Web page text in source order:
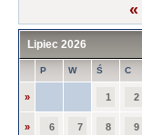
«
Lipiec 2026
P W Ś C
» 1 2
» 6 7 8 9